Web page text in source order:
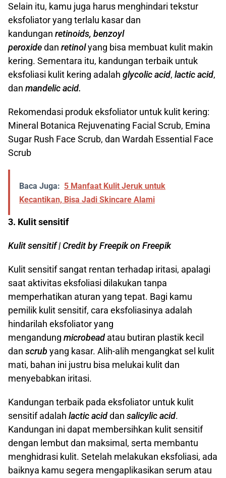
Selain itu, kamu juga harus menghindari tekstur
eksfoliator yang terlalu kasar dan
kandungan retinoids, benzoyl
peroxidedan retinolyang bisa membuat kulit makin
kering. Sementara itu, kandungan terbaik untuk
eksfoliasi kulit kering adalah glycolic acid, lactic acid,
dan mandelic acid.
Rekomendasi produk eksfoliator untuk kulit kering:
Mineral Botanica Rejuvenating Facial Scrub, Emina
Sugar Rush Face Scrub, dan Wardah Essential Face
Scrub
Baca Juga: 5 Manfaat Kulit Jeruk untuk
Kecantikan, Bisa Jadi Skincare Alami
3. Kulit sensitif
Kulit sensitif | Credit by Freepik on Freepik
Kulit sensitif sangat rentan terhadap iritasi, apalagi
saat aktivitas eksfoliasi dilakukan tanpa
memperhatikan aturan yang tepat. Bagi kamu
pemilik kulit sensitif, cara eksfoliasinya adalah
hindarilah eksfoliator yang
mengandung microbeadatau butiran plastik kecil
dan scrub yang kasar. Alih-alih mengangkat sel kulit
mati, bahan ini justru bisa melukai kulit dan
menyebabkan iritasi.
Kandungan terbaik pada eksfoliator untuk kulit
sensitif adalah lactic aciddan salicylic acid.
Kandungan ini dapat membersihkan kulit sensitif
dengan lembut dan maksimal, serta membantu
menghidrasi kulit. Setelah melakukan eksfoliasi, ada
baiknya kamu segera mengaplikasikan serum atau